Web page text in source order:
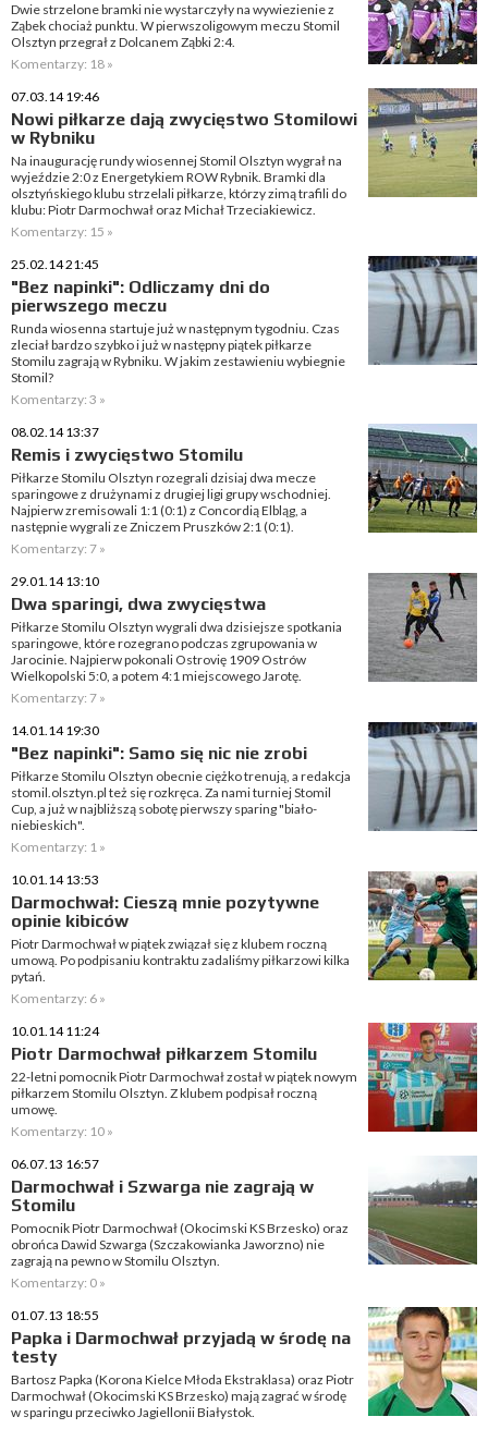
Dwie strzelone bramki nie wystarczyły na wywiezienie z
Ząbek chociaż punktu. W pierwszoligowym meczu Stomil
Olsztyn przegrał z Dolcanem Ząbki 2:4.
Komentarzy: 18 »
07.03.14 19:46
Nowi piłkarze dają zwycięstwo Stomilowi
w Rybniku
Na inaugurację rundy wiosennej Stomil Olsztyn wygrał na
wyjeździe 2:0 z Energetykiem ROW Rybnik. Bramki dla
olsztyńskiego klubu strzelali piłkarze, którzy zimą trafili do
klubu: Piotr Darmochwał oraz Michał Trzeciakiewicz.
Komentarzy: 15 »
25.02.14 21:45
"Bez napinki": Odliczamy dni do
pierwszego meczu
Runda wiosenna startuje już w następnym tygodniu. Czas
zleciał bardzo szybko i już w następny piątek piłkarze
Stomilu zagrają w Rybniku. W jakim zestawieniu wybiegnie
Stomil?
Komentarzy: 3 »
08.02.14 13:37
Remis i zwycięstwo Stomilu
Piłkarze Stomilu Olsztyn rozegrali dzisiaj dwa mecze
sparingowe z drużynami z drugiej ligi grupy wschodniej.
Najpierw zremisowali 1:1 (0:1) z Concordią Elbląg, a
następnie wygrali ze Zniczem Pruszków 2:1 (0:1).
Komentarzy: 7 »
29.01.14 13:10
Dwa sparingi, dwa zwycięstwa
Piłkarze Stomilu Olsztyn wygrali dwa dzisiejsze spotkania
sparingowe, które rozegrano podczas zgrupowania w
Jarocinie. Najpierw pokonali Ostrovię 1909 Ostrów
Wielkopolski 5:0, a potem 4:1 miejscowego Jarotę.
Komentarzy: 7 »
14.01.14 19:30
"Bez napinki": Samo się nic nie zrobi
Piłkarze Stomilu Olsztyn obecnie ciężko trenują, a redakcja
stomil.olsztyn.pl też się rozkręca. Za nami turniej Stomil
Cup, a już w najbliższą sobotę pierwszy sparing "biało-
niebieskich".
Komentarzy: 1 »
10.01.14 13:53
Darmochwał: Cieszą mnie pozytywne
opinie kibiców
Piotr Darmochwał w piątek związał się z klubem roczną
umową. Po podpisaniu kontraktu zadaliśmy piłkarzowi kilka
pytań.
Komentarzy: 6 »
10.01.14 11:24
Piotr Darmochwał piłkarzem Stomilu
22-letni pomocnik Piotr Darmochwał został w piątek nowym
piłkarzem Stomilu Olsztyn. Z klubem podpisał roczną
umowę.
Komentarzy: 10 »
06.07.13 16:57
Darmochwał i Szwarga nie zagrają w
Stomilu
Pomocnik Piotr Darmochwał (Okocimski KS Brzesko) oraz
obrońca Dawid Szwarga (Szczakowianka Jaworzno) nie
zagrają na pewno w Stomilu Olsztyn.
Komentarzy: 0 »
01.07.13 18:55
Papka i Darmochwał przyjadą w środę na
testy
Bartosz Papka (Korona Kielce Młoda Ekstraklasa) oraz Piotr
Darmochwał (Okocimski KS Brzesko) mają zagrać w środę
w sparingu przeciwko Jagiellonii Białystok.